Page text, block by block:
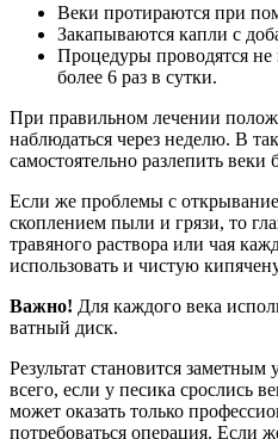
Веки протираются при
Закапываются капли с
Процедуры проводятся не
более 6 раз в сутки.
При правильном лечении
наблюдаться через неделю. В
самостоятельно разлепить веки
Если же проблемы с
скоплением пыли и грязи, то
травяного раствора или чая
использовать и чистую
Важно! Для каждого века
ватный диск.
Результат становится
всего, если у песика срослись
может оказать только
потребоваться операция. Если